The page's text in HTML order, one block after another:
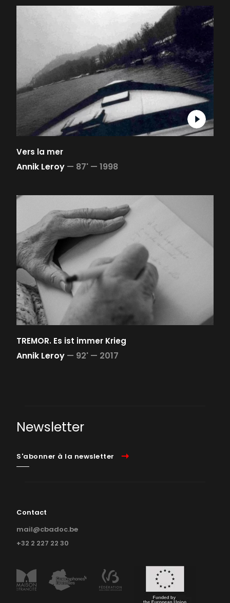
Vers la mer
Annik Leroy — 87' — 1998
TREMOR. Es ist immer Krieg
Annik Leroy — 92' — 2017
Newsletter
S'abonner à la newsletter
Contact
mail@cbadoc.be
+32 2 227 22 30